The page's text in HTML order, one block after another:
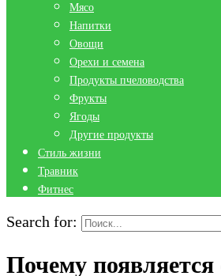
Мясо
Напитки
Овощи
Орехи и семена
Продукты пчеловодства
Фрукты
Ягоды
Другие продукты
Стиль жизни
Травник
Фитнес
Search for:
Почему